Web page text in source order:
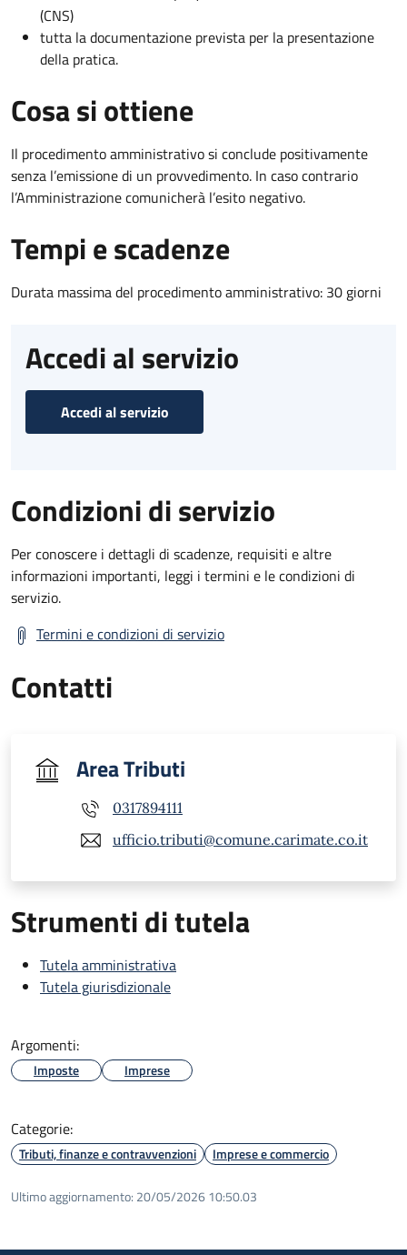
(CNS)
tutta la documentazione prevista per la presentazione
della pratica.
Cosa si ottiene
Il procedimento amministrativo si conclude positivamente
senza l’emissione di un provvedimento. In caso contrario
l’Amministrazione comunicherà l’esito negativo.
Tempi e scadenze
Durata massima del procedimento amministrativo: 30 giorni
Accedi al servizio
Accedi al servizio
Condizioni di servizio
Per conoscere i dettagli di scadenze, requisiti e altre
informazioni importanti, leggi i termini e le condizioni di
servizio.
Termini e condizioni di servizio
Contatti
Area Tributi
0317894111
ufficio.tributi@comune.carimate.co.it
Strumenti di tutela
Tutela amministrativa
Tutela giurisdizionale
Argomenti:
Imposte Imprese
Categorie:
Tributi, finanze e contravvenzioni Imprese e commercio
Ultimo aggiornamento: 20/05/2026 10:50.03